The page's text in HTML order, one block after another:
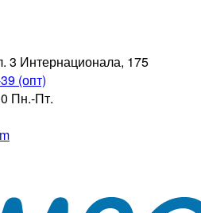
3 Интернационала, 175
(опт)
Пн.-Пт.